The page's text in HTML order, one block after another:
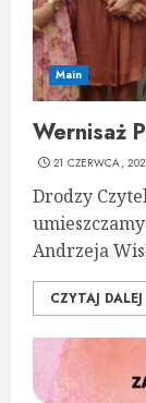
Main
Wernisaż
21 CZERWCA,
Drodzy
Andrzeja
CZYTAJ DALEJ